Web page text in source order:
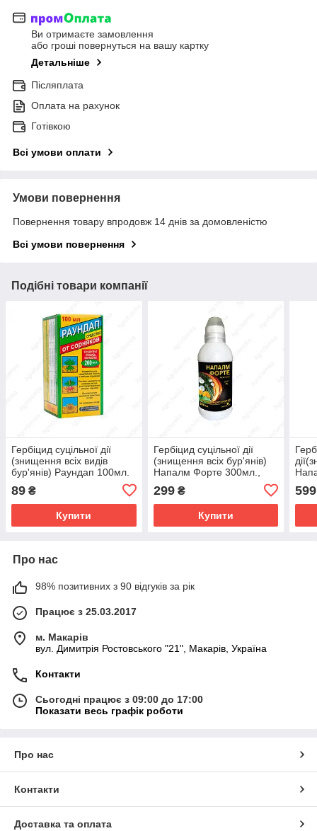
Ви отримаєте замовлення
або гроші повернуться на вашу картку
Детальніше
Післяплата
Оплата на рахунок
Готівкою
Всі умови оплати
Умови повернення
Повернення товару впродовж 14 днів за домовленістю
Всі умови повернення
Подібні товари компанії
Гербіцид суцільної дії
(знищення всіх видів
бур'янів) Раундап 100мл.
89 ₴
Купити
Гербіцид суцільної дії
(знищення всіх бур'янів)
Напалм Форте 300мл.,
299₴
Купити
599
Про нас
98% позитивних з 90 відгуків за рік
Працює з 25.03.2017
м. Макарів
вул. Димитрія Ростовського "21", Макарів, Україна
Контакти
Сьогодні працює з 09:00 до 17:00
Показати весь графік роботи
Про нас
Контакти
Доставка та оплата